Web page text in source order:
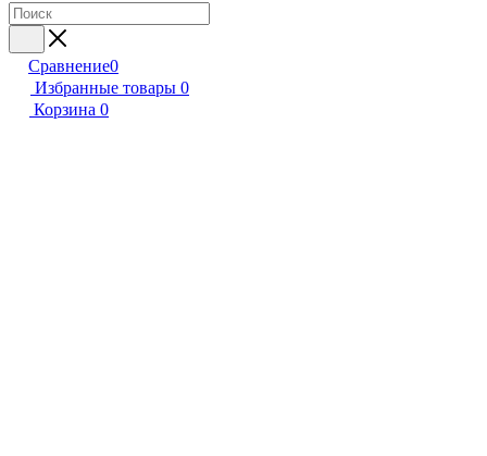
Сравнение0
Избранные товары 0
Корзина 0